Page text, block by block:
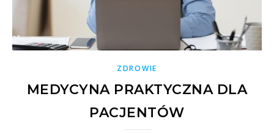
ZDROWIE
MEDYCYNA PRAKTYCZNA DLA
PACJENTÓW